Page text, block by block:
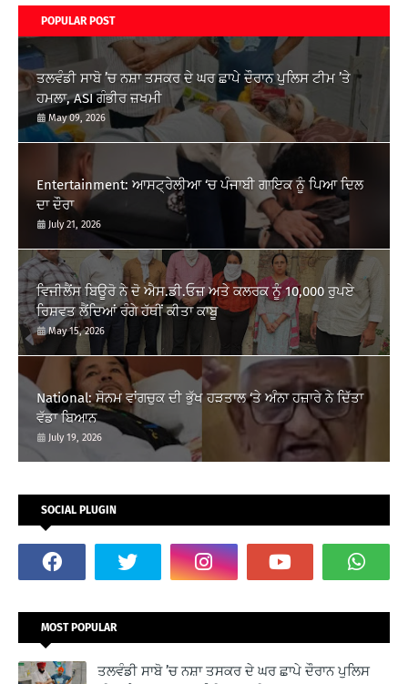
POPULAR POST
ਤਲਵੰਡੀ ਸਾਬੋ ’ਚ ਨਸ਼ਾ ਤਸਕਰ ਦੇ ਘਰ ਛਾਪੇ ਦੌਰਾਨ ਪੁਲਿਸ ਟੀਮ ’ਤੇ
ਹਮਲਾ, ASI ਗੰਭੀਰ ਜ਼ਖਮੀ
May 09, 2026
Entertainment: ਆਸਟ੍ਰੇਲੀਆ ‘ਚ ਪੰਜਾਬੀ ਗਾਇਕ ਨੂੰ ਪਿਆ ਦਿਲ
ਦਾ ਦੌਰਾ
July 21, 2026
ਵਿਜੀਲੈਂਸ ਬਿਊਰੋ ਨੇ ਦੋ ਐਸ.ਡੀ.ਓਜ਼ ਅਤੇ ਕਲਰਕ ਨੂੰ 10,000 ਰੁਪਏ
ਰਿਸ਼ਵਤ ਲੈਂਦਿਆਂ ਰੰਗੇ ਹੱਥੀਂ ਕੀਤਾ ਕਾਬੂ
May 15, 2026
National: ਸੋਨਮ ਵਾਂਗਚੁਕ ਦੀ ਭੁੱਖ ਹੜਤਾਲ ‘ਤੇ ਅੰਨਾ ਹਜ਼ਾਰੇ ਨੇ ਦਿੱਤਾ
ਵੱਡਾ ਬਿਆਨ
July 19, 2026
SOCIAL PLUGIN
MOST POPULAR
ਤਲਵੰਡੀ ਸਾਬੋ ’ਚ ਨਸ਼ਾ ਤਸਕਰ ਦੇ ਘਰ ਛਾਪੇ ਦੌਰਾਨ ਪੁਲਿਸ